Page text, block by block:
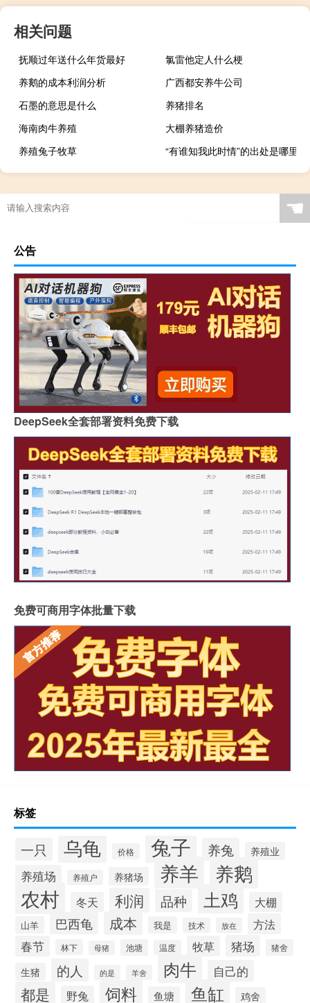
相关问题
抚顺过年送什么年货最好
氯雷他定人什么梗
养鹅的成本利润分析
广西都安养牛公司
石墨的意思是什么
养猪排名
海南肉牛养殖
大棚养猪造价
养殖兔子牧草
“有谁知我此时情”的出处是哪里
☚
公告
DeepSeek全套部署资料免费下载
免费可商用字体批量下载
标签
一只 乌龟 价格 兔子 养兔 养殖业
养殖场 养殖户 养猪场 养羊 养鹅
农村 冬天 利润 品种 土鸡 大棚
山羊 巴西龟 成本 我是 技术 放在
方法
春节
林下 母猪 池塘 温度 牧草 猪场 猪舍
生猪 的人 的是 羊舍 肉牛 自己的
都是 野兔 饲料 鱼塘 鱼缸 鸡舍